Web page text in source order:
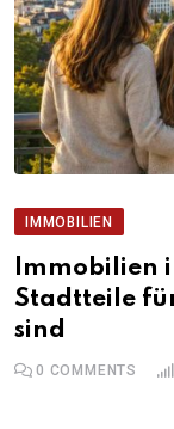
IMMOBILIEN
Immobilien
Stadtteile
sind
0 COMMENTS